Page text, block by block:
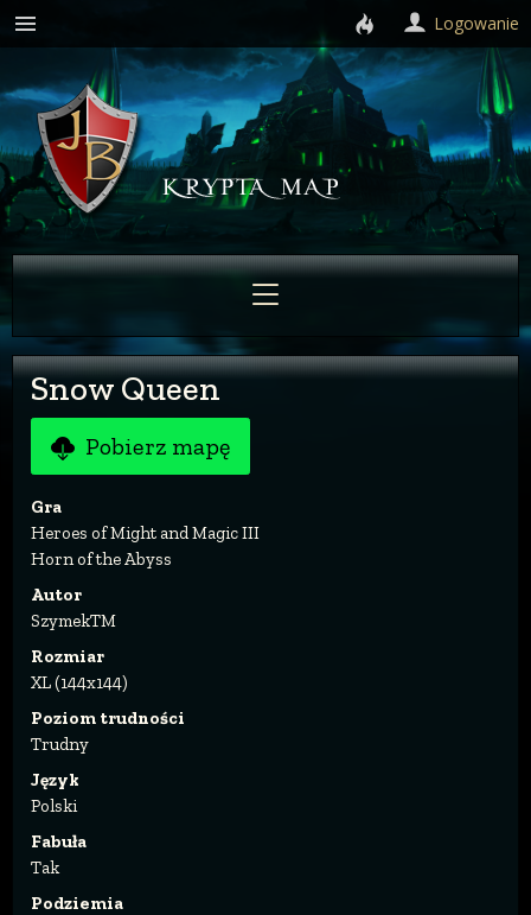
Snow Queen
Pobierz mapę
Gra
Heroes of Might and Magic III
Horn of the Abyss
Autor
SzymekTM
Rozmiar
XL (144x144)
Poziom trudności
Trudny
Język
Polski
Fabuła
Tak
Podziemia
Logowanie